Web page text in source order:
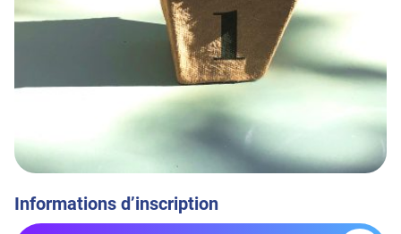
Informations d’inscription